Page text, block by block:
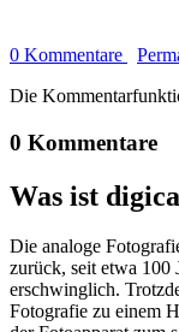
0 Kommentare
Die
0 Kommentare
Was ist
Die analoge
zurück, seit etwa 100
erschwinglich.
Fotografie zu einem